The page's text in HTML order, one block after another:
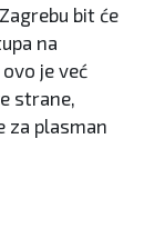
bit će
na
je već
strane,
za plasman